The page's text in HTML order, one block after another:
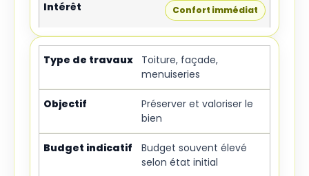
Confort immédiat
Toiture, façade,
menuiseries
Préserver et valoriser le
bien
Budget souvent élevé
selon état initial